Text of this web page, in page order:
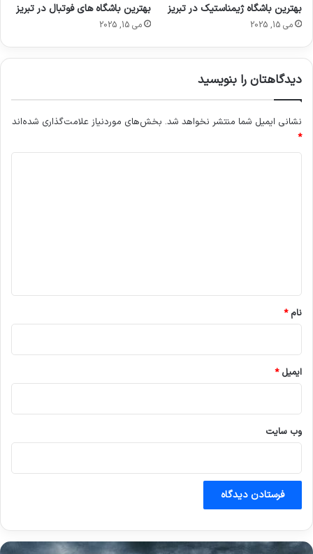
بهترین باشگاه ژیمناستیک در تبریز
می 15, 2025
بهترین باشگاه های فوتبال در تبریز
می 15, 2025
دیدگاهتان را بنویسید
نشانی ایمیل شما منتشر نخواهد شد. بخش‌های موردنیاز علامت‌گذاری شده‌اند
*
نام*
ایمیل*
وب‌ سایت